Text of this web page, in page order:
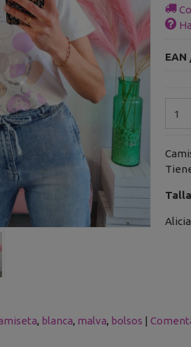
EAN
blanca malva bolsos |